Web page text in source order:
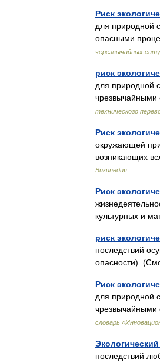
Риск
для природной
опасными
черезвычайных
риск
для природной
чрезвычайными
технического
Риск
окружающей
возникающих
Википедия
Риск
культурных и
риск
последствий
опасности).
Риск
для природной
чрезвычайными
словарь
последствий